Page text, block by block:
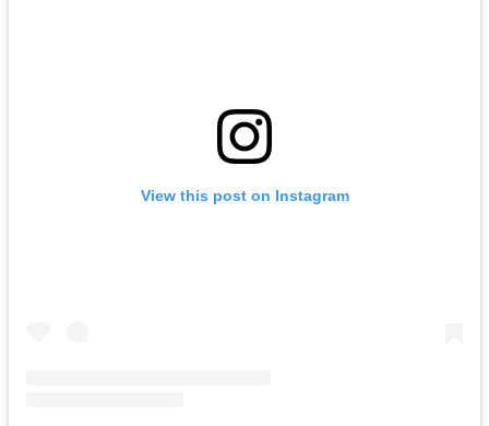
View this post on Instagram